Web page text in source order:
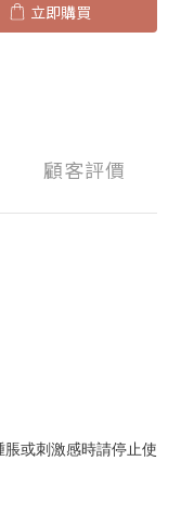
立即購買
顧客評價
或刺激感時請停止使